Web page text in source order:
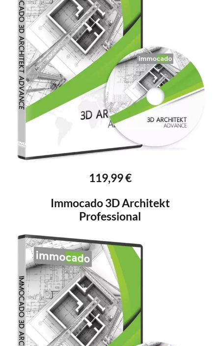
119,99 €
Immocado 3D Architekt
Professional